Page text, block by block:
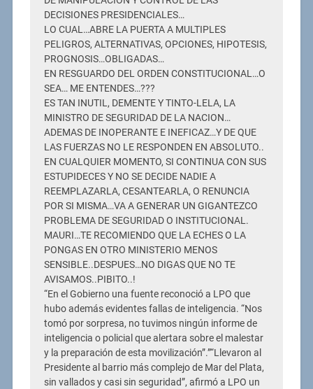
DECISIONES PRESIDENCIALES…
LO CUAL…ABRE LA PUERTA A MULTIPLES
PELIGROS, ALTERNATIVAS, OPCIONES, HIPOTESIS,
PROGNOSIS…OBLIGADAS…
EN RESGUARDO DEL ORDEN CONSTITUCIONAL…O
SEA… ME ENTENDES…???
ES TAN INUTIL, DEMENTE Y TINTO-LELA, LA
MINISTRO DE SEGURIDAD DE LA NACION…
ADEMAS DE INOPERANTE E INEFICAZ…Y DE QUE
LAS FUERZAS NO LE RESPONDEN EN ABSOLUTO..
EN CUALQUIER MOMENTO, SI CONTINUA CON SUS
ESTUPIDECES Y NO SE DECIDE NADIE A
REEMPLAZARLA, CESANTEARLA, O RENUNCIA
POR SI MISMA…VA A GENERAR UN GIGANTEZCO
PROBLEMA DE SEGURIDAD O INSTITUCIONAL.
MAURI…TE RECOMIENDO QUE LA ECHES O LA
PONGAS EN OTRO MINISTERIO MENOS
SENSIBLE..DESPUES…NO DIGAS QUE NO TE
AVISAMOS..PIBITO..!
“En el Gobierno una fuente reconoció a LPO que
hubo además evidentes fallas de inteligencia. “Nos
tomó por sorpresa, no tuvimos ningún informe de
inteligencia o policial que alertara sobre el malestar
y la preparación de esta movilización”.”“Llevaron al
Presidente al barrio más complejo de Mar del Plata,
sin vallados y casi sin seguridad”, afirmó a LPO un